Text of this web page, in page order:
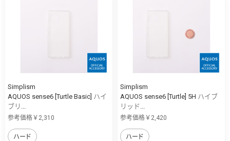
Simplism
AQUOS sense6 [Turtle Basic] ハイ
ブリ...
参考価格￥2,310
ハード
Simplism
AQUOS sense6 [Turtle] 5H ハイブ
リッド...
参考価格￥2,420
ハード